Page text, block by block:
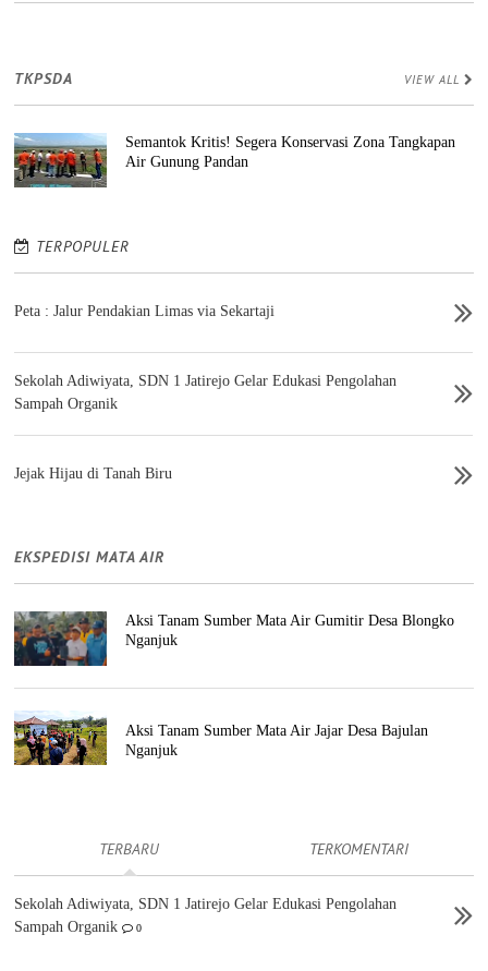
TKPSDA VIEW ALL
Semantok Kritis! Segera Konservasi Zona Tangkapan
Air Gunung Pandan
TERPOPULER
Peta : Jalur Pendakian Limas via Sekartaji
Sekolah Adiwiyata, SDN 1 Jatirejo Gelar Edukasi Pengolahan
Sampah Organik
Jejak Hijau di Tanah Biru
EKSPEDISI MATA AIR
Aksi Tanam Sumber Mata Air Gumitir Desa Blongko
Nganjuk
Aksi Tanam Sumber Mata Air Jajar Desa Bajulan
Nganjuk
TERBARU TERKOMENTARI
Sekolah Adiwiyata, SDN 1 Jatirejo Gelar Edukasi Pengolahan
Sampah Organik
0